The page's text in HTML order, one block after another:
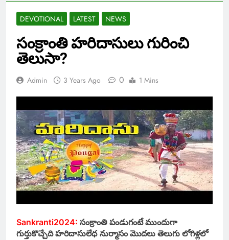
DEVOTIONAL LATEST NEWS
సంక్రాంతి హరిదాసులు గురించి
తెలుసా?
Admin 3 Years Ago 0 1 Mins
Sankranti2024: సంక్రాంతి పండుగంటే ముందుగా
గుర్తుకొచ్చేది హరిదాసులేధ నుర్మాసం మొదలు తెలుగు లోగిళ్లలో